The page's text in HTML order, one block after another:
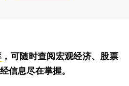
，可随时查阅宏观经济、股票
信息尽在掌握。